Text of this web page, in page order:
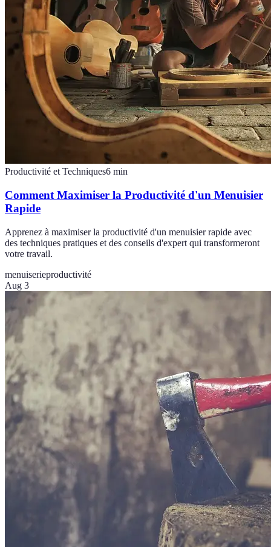
Productivité et Techniques6 min
Comment Maximiser la Productivité d'un Menuisier
Rapide
Apprenez à maximiser la productivité d'un menuisier rapide avec
des techniques pratiques et des conseils d'expert qui transformeront
votre travail.
menuiserieproductivité
Aug 3